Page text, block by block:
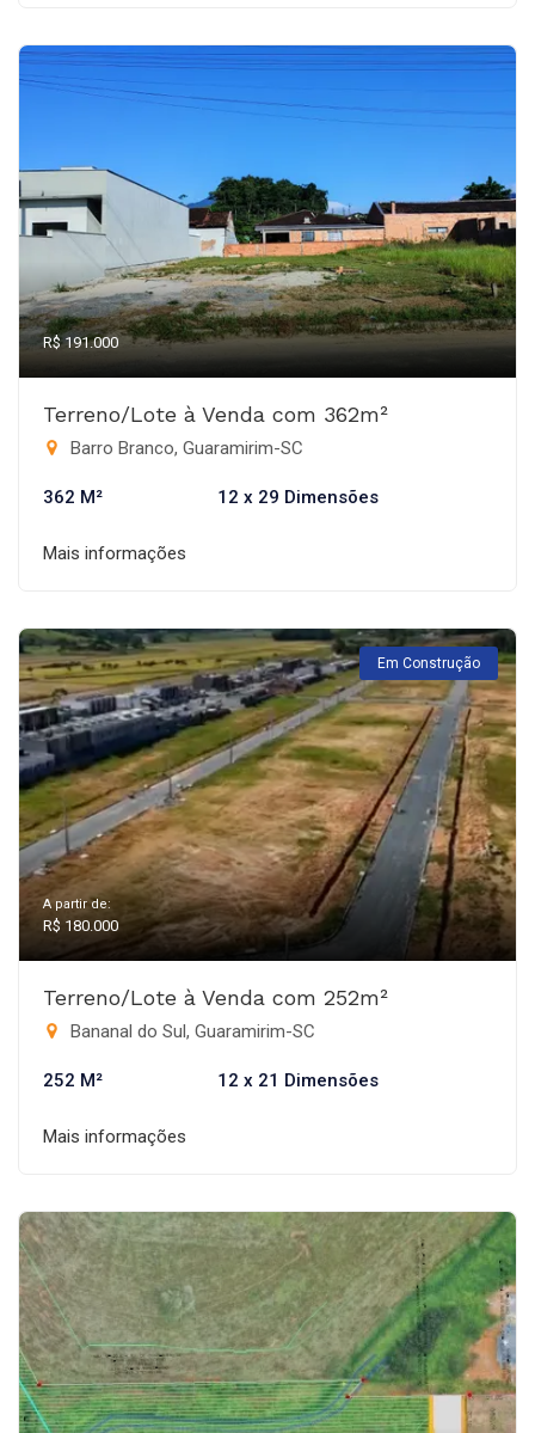
R$ 191.000
Terreno/Lote à Venda com 362m²
Barro Branco, Guaramirim-SC
362 M² 12 x 29 Dimensões
Mais informações
Em Construção
A partir de:
R$ 180.000
Terreno/Lote à Venda com 252m²
Bananal do Sul, Guaramirim-SC
252 M² 12 x 21 Dimensões
Mais informações